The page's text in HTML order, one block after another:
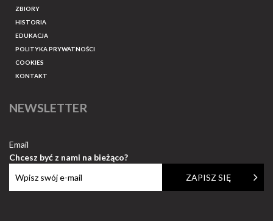
ZBIORY
HISTORIA
EDUKACJA
POLITYKA PRYWATNOŚCI
COOKIES
KONTAKT
NEWSLETTER
Email
Chcesz być z nami na bieżąco?